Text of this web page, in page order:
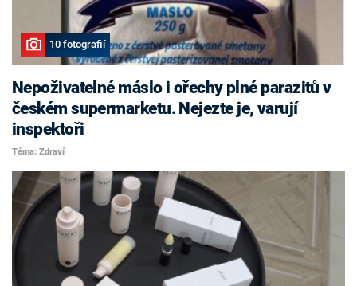
10 fotografií
Nepoživatelné máslo i ořechy plné parazitů v
českém supermarketu. Nejezte je, varují
inspektoři
Téma: Zdraví